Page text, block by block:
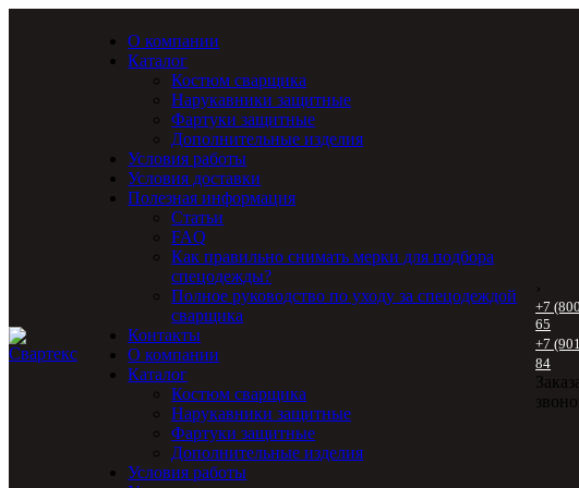
О компании
Каталог
Костюм сварщика
Нарукавники защитные
Фартуки защитные
Дополнительные изделия
Условия работы
Условия доставки
Полезная информация
Статьи
FAQ
Как правильно снимать мерки для подбора
спецодежды?
Полное руководство по уходу за спецодеждой
сварщика
Контакты
О компании
Каталог
Костюм сварщика
Нарукавники защитные
Фартуки защитные
Дополнительные изделия
Условия работы
›
+7
65
+7
84